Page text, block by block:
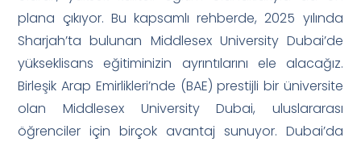
plana çıkıyor. Bu kapsamlı rehberde, 2025 yılında
Sharjah’ta bulunan Middlesex University Dubai’de
yükseklisans eğitiminizin ayrıntılarını ele alacağız.
Birleşik Arap Emirlikleri’nde (BAE) prestijli bir üniversite
olan Middlesex University Dubai, uluslararası
öğrenciler için birçok avantaj sunuyor. Dubai’da